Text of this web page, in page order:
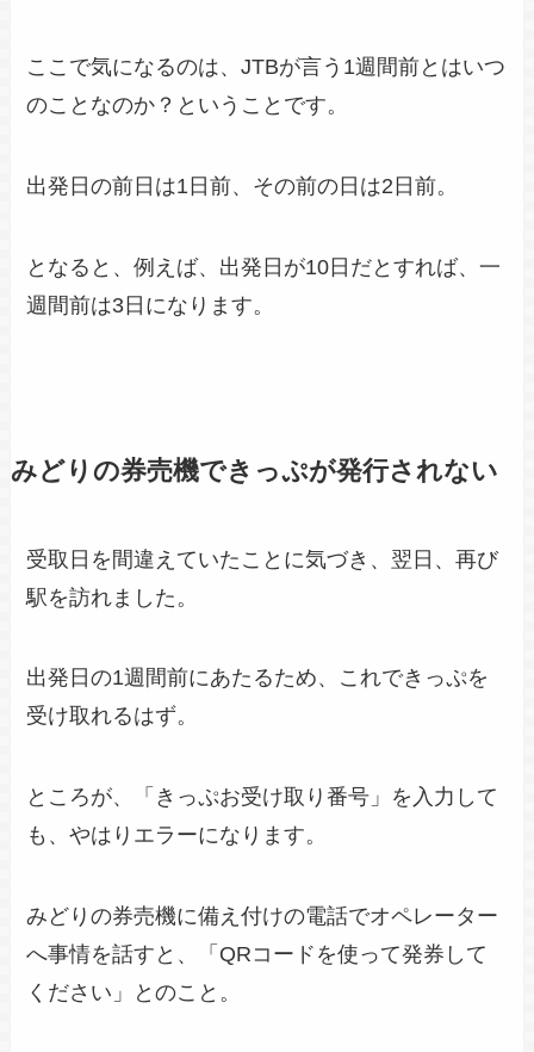
ここで気になるのは、JTBが言う1週間前とはいつ
のことなのか？ということです。
出発日の前日は1日前、その前の日は2日前。
となると、例えば、出発日が10日だとすれば、一
週間前は3日になります。
みどりの券売機できっぷが発行されない
受取日を間違えていたことに気づき、翌日、再び
駅を訪れました。
出発日の1週間前にあたるため、これできっぷを
受け取れるはず。
ところが、「きっぷお受け取り番号」を入力して
も、やはりエラーになります。
みどりの券売機に備え付けの電話でオペレーター
へ事情を話すと、「QRコードを使って発券して
ください」とのこと。